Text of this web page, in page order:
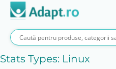
Stats Types: Linux